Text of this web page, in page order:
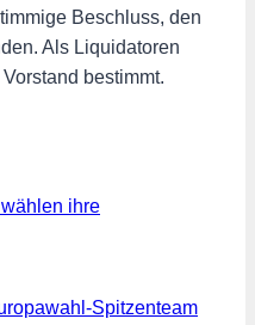
Beschluss, den
Als Liquidatoren
bestimmt.
ihre
Spitzenteam